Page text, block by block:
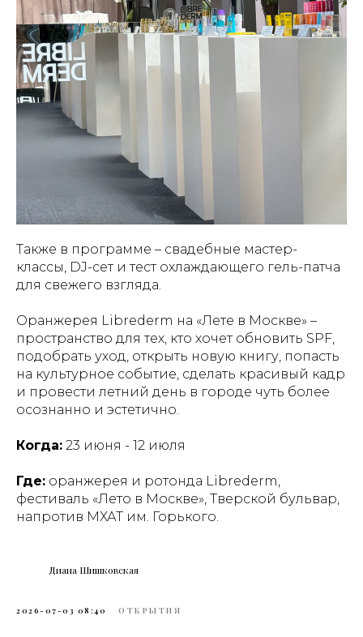
Также в программе – свадебные мастер-
классы, DJ-сет и тест охлаждающего гель-патча
для свежего взгляда.
Оранжерея Librederm на «Лете в Москве» –
пространство для тех, кто хочет обновить SPF,
подобрать уход, открыть новую книгу, попасть
на культурное событие, сделать красивый кадр
и провести летний день в городе чуть более
осознанно и эстетично.
Когда: 23 июня - 12 июля
Где: оранжерея и ротонда Librederm,
фестиваль «Лето в Москве», Тверской бульвар,
напротив МХАТ им. Горького.
Диана Шишковская
2026-07-03 08:40 ОТКРЫТИЯ